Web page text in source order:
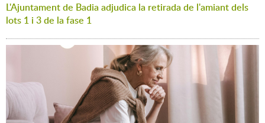
L'Ajuntament de Badia adjudica la retirada de l'amiant dels
lots 1 i 3 de la fase 1